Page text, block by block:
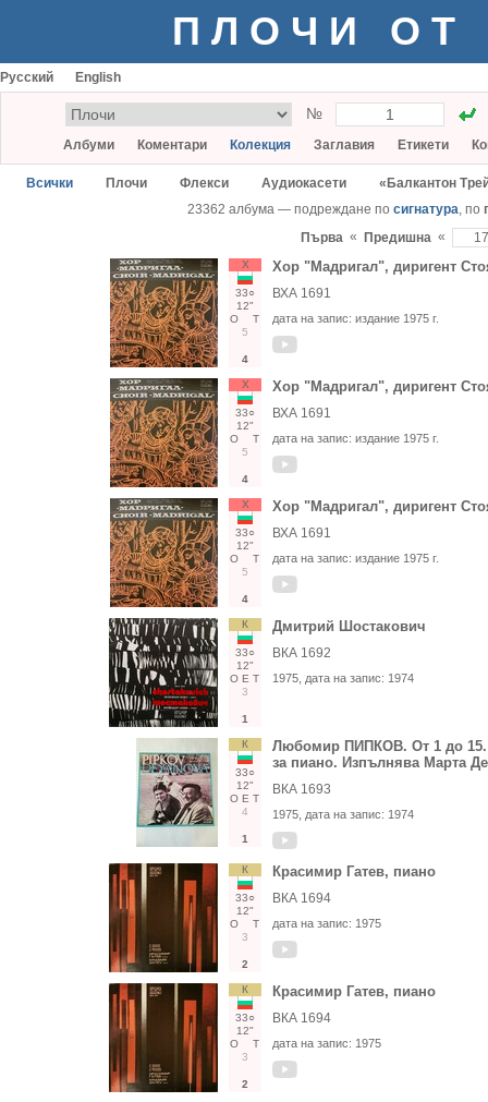
ПЛОЧИ ОТ
Русский English
№
Албуми Коментари Колекция Заглавия Етикети
Всички Плочи Флекси Аудиокасети
«Балкантон
23362 албума — подреждане по сигнатура, по
Първа « Предишна «
Х
33○
12"
О
Т
5
4
Хор "Мадригал", диригент
ВХА 1691
дата на запис: издание 1975 г.
Х
33○
12"
О
Т
5
4
Хор "Мадригал", диригент
ВХА 1691
дата на запис: издание 1975 г.
Х
33○
12"
О
Т
5
4
Хор "Мадригал", диригент
ВХА 1691
дата на запис: издание 1975 г.
К
33○
12"
О Е Т
3
1
Дмитрий Шостакович
ВКА 1692
1975 , дата на запис: 1974
К
33○
12"
О Е Т
4
1
Любомир ПИПКОВ. От 1 до 15.
за пиано. Изпълнява Марта
ВКА 1693
1975 , дата на запис: 1974
К
33○
12"
О
Т
3
2
Красимир Гатев, пиано
ВКА 1694
дата на запис: 1975
К
33○
12"
О
Т
3
2
Красимир Гатев, пиано
ВКА 1694
дата на запис: 1975